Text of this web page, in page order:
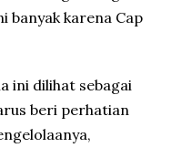
banyak karena Cap
ini dilihat sebagai
beri perhatian